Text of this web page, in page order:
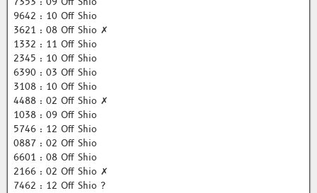
9642 : 10 Off Shio
3621 : 08 Off Shio ✗
1332 : 11 Off Shio
2345 : 10 Off Shio
6390 : 03 Off Shio
3108 : 10 Off Shio
4488 : 02 Off Shio ✗
1038 : 09 Off Shio
5746 : 12 Off Shio
0887 : 02 Off Shio
6601 : 08 Off Shio
2166 : 02 Off Shio ✗
7462 : 12 Off Shio ?